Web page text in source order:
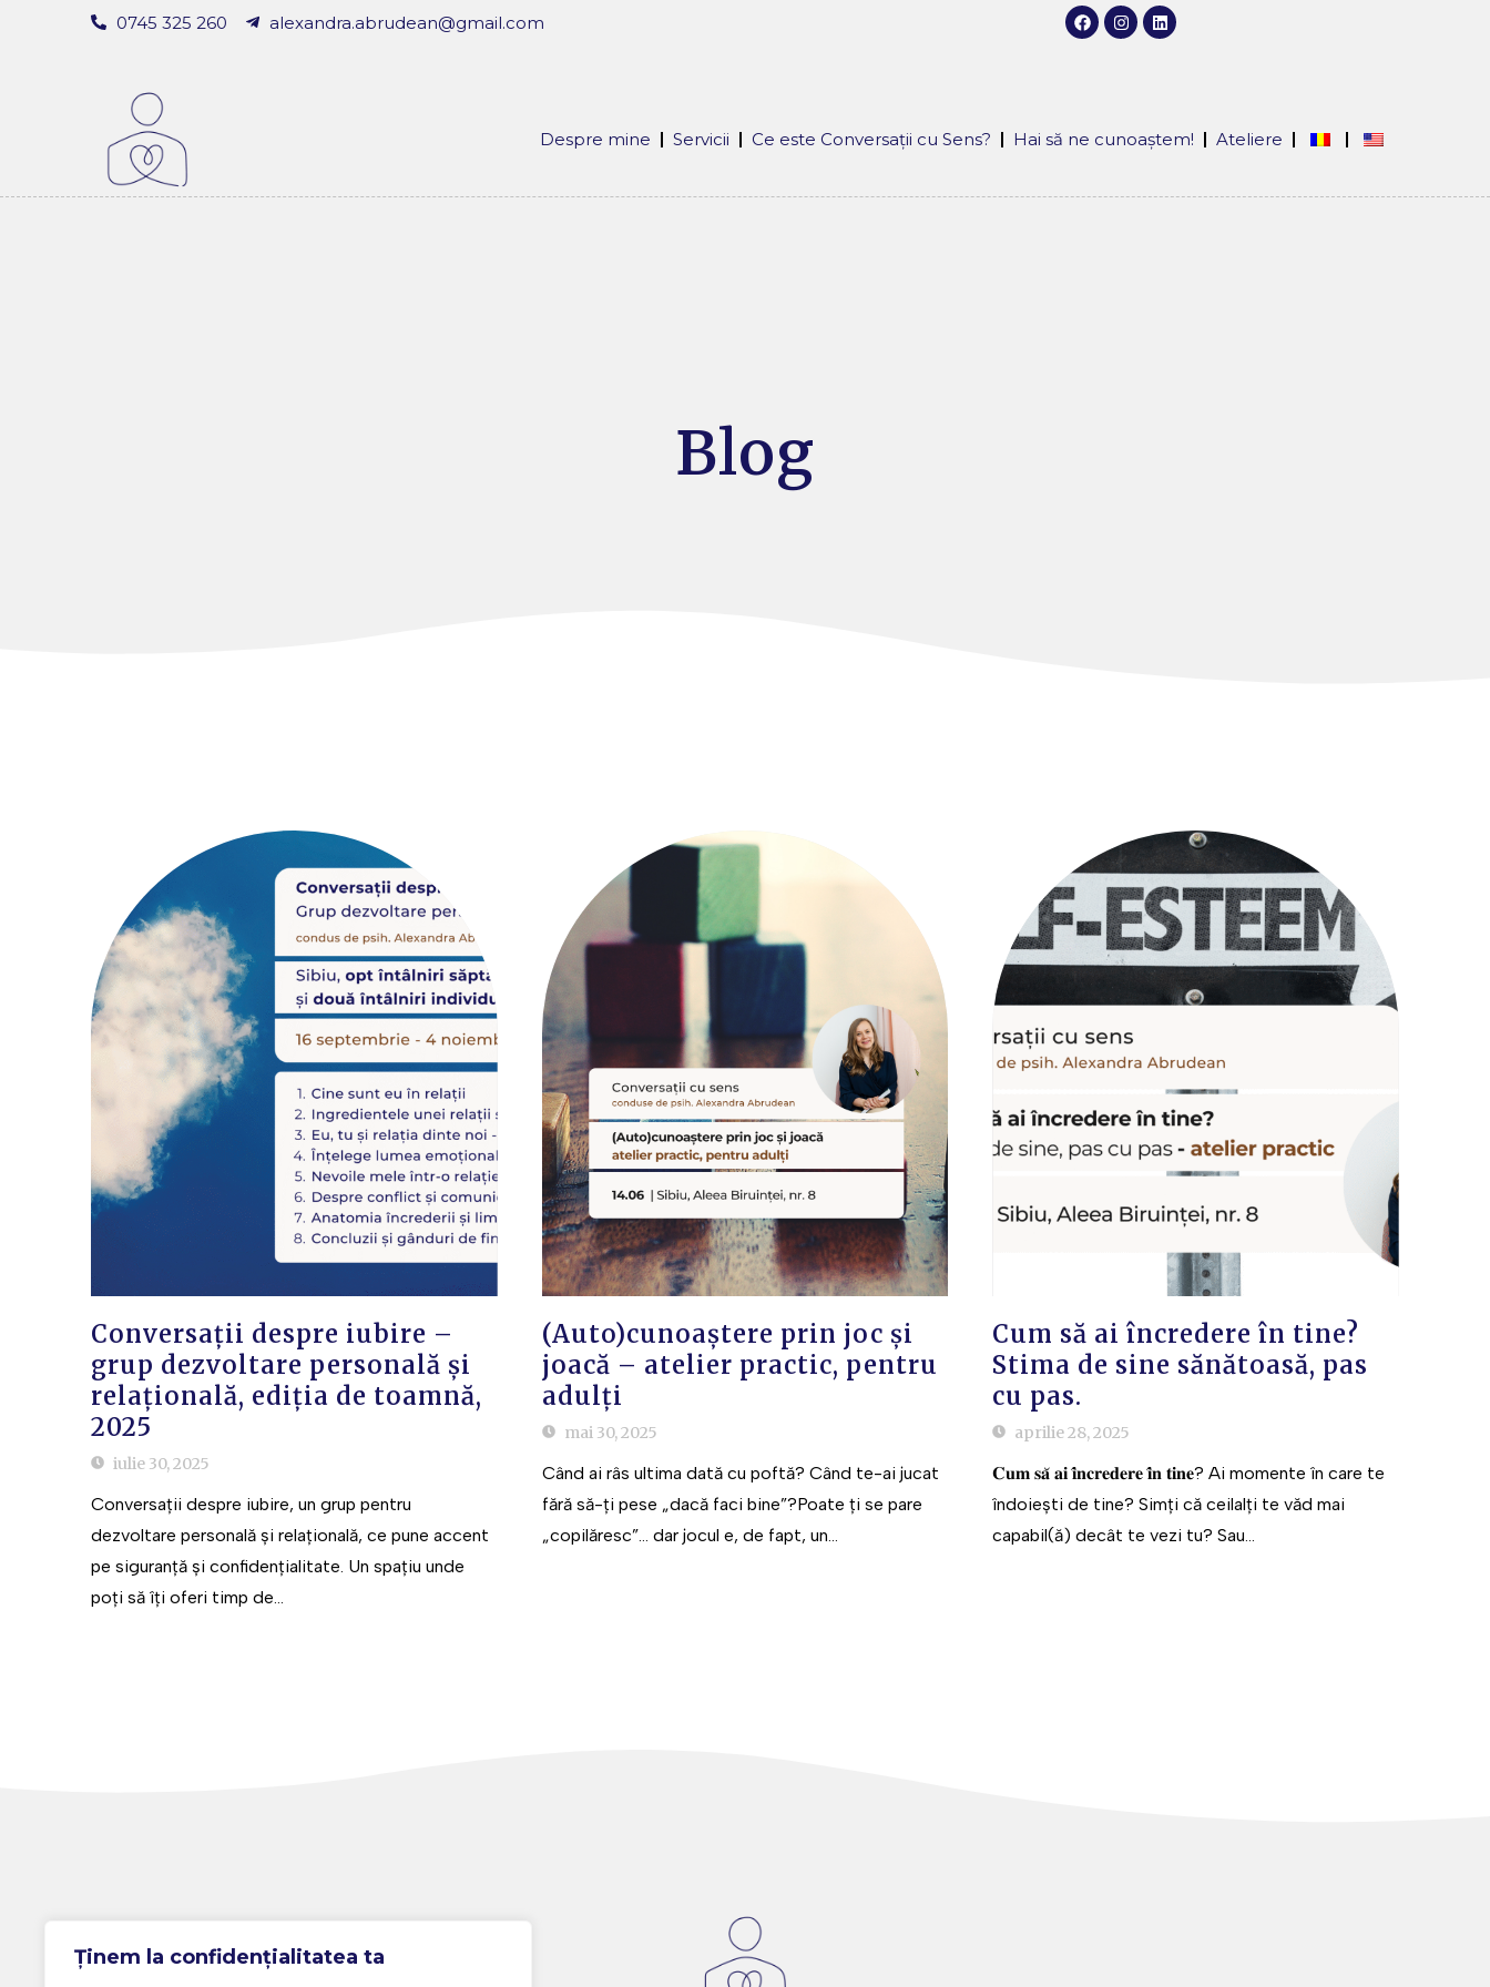
Ținem la confidențialitatea ta
0745 325 260 alexandra.abrudean@gmail.com
Despre mine Servicii Ce este Conversații cu Sens? Hai să ne cunoaștem! Ateliere
Blog
Conversații despre iubire –
grup dezvoltare personală și
relațională, ediția de toamnă,
2025
iulie 30, 2025
Conversații despre iubire, un grup pentru
dezvoltare personală și relațională, ce pune accent
pe siguranță și confidențialitate. Un spațiu unde
poți să îți oferi timp de...
(Auto)cunoaștere prin joc și
joacă – atelier practic, pentru
adulți
mai 30, 2025
Când ai râs ultima dată cu poftă? Când te-ai jucat
fără să-ți pese „dacă faci bine”?Poate ți se pare
„copilăresc”... dar jocul e, de fapt, un...
Cum să ai încredere în tine?
Stima de sine sănătoasă, pas
cu pas.
aprilie 28, 2025
𝐂𝐮𝐦 𝐬𝐚̆ 𝐚𝐢 𝐢̂𝐧𝐜𝐫𝐞𝐝𝐞𝐫𝐞 𝐢̂𝐧 𝐭𝐢𝐧𝐞? Ai momente în care te
îndoiești de tine? Simți că ceilalți te văd mai
capabil(ă) decât te vezi tu? Sau...